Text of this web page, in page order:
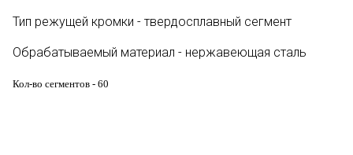
Тип режущей кромки - твердосплавный сегмент
Обрабатываемый материал - нержавеющая сталь
Кол-во сегментов - 60